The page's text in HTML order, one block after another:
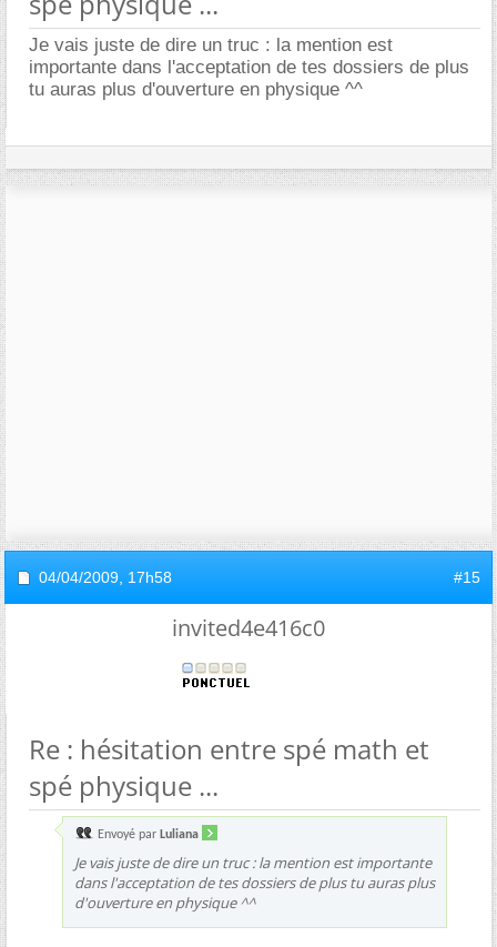
Je vais juste de dire un truc : la mention est
importante dans l'acceptation de tes dossiers de plus
tu auras plus d'ouverture en physique ^^
04/04/2009, 17h58 #15
invited4e416c0
Re : hésitation entre spé math et
spé physique ...
Envoyé par Luliana
Je vais juste de dire un truc : la mention est importante
dans l'acceptation de tes dossiers de plus tu auras plus
d'ouverture en physique ^^